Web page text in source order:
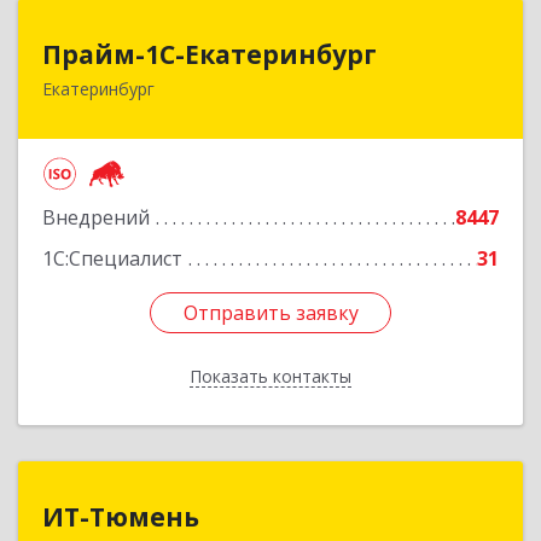
Прайм-1С-Екатеринбург
Екатеринбург
Внедрений
8447
1С:Специалист
31
Отправить заявку
Показать контакты
Прайм-1С-Екатеринбург
620142, Свердловская обл, Екатеринбург г, 8
Отправить заявку
Назад
ИТ-Тюмень